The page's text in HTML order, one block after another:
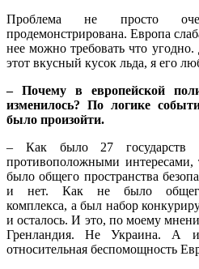
Проблема не просто
продемонстрирована. Европа
нее можно требовать что
этот вкусный кусок льда, я его
– Почему в европейской
изменилось? По логике
было произойти.
– Как было 27 государств
противоположными
было общего пространства
и нет. Как не было общего
комплекса, а был набор
и осталось. И это, по моему
Гренландия. Не Украина. А
относительная беспомощность